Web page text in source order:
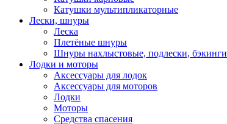
Катушки мультипликаторные
Лески, шнуры
Леска
Плетёные шнуры
Шнуры нахлыстовые, подлески, бэкинги
Лодки и моторы
Аксессуары для лодок
Аксессуары для моторов
Лодки
Моторы
Средства спасения